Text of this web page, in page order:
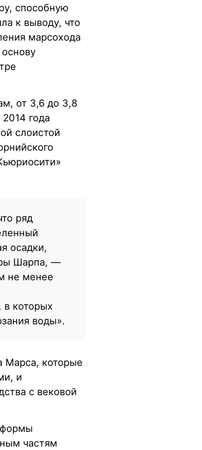
способную
к выводу, что
марсохода
от 3,6 до 3,8
года
слоистой
ряд
осадки,
Шарпа, —
не менее
которых
воды».
Марса, которые
и
с вековой
формы
частям